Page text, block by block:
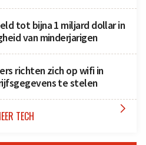
tot bijna 1 miljard dollar in
van minderjarigen
richten zich op wifi in
te stelen
TECH 